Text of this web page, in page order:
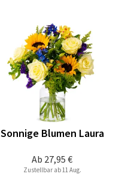
Ab 27,95 €
Sonnige Blumen Laura
Zustellbar ab 11 Aug.